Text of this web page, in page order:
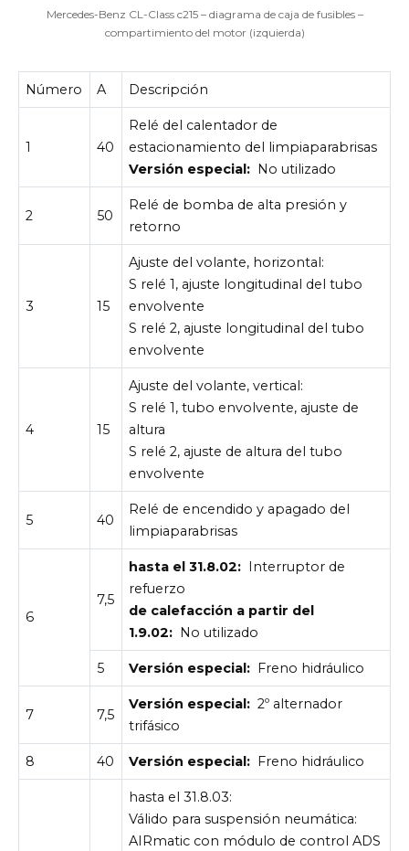
Mercedes-Benz CL-Class c215 – diagrama de caja de fusibles –
compartimiento del motor (izquierda)
Número A Descripción
1 40
Relé del calentador de
estacionamiento del limpiaparabrisas
Versión especial: No utilizado
2 50
Relé de bomba de alta presión y
retorno
3 15
Ajuste del volante, horizontal:
S relé 1, ajuste longitudinal del tubo
envolvente
S relé 2, ajuste longitudinal del tubo
envolvente
4 15
Ajuste del volante, vertical:
S relé 1, tubo envolvente, ajuste de
altura
S relé 2, ajuste de altura del tubo
envolvente
5 40
Relé de encendido y apagado del
limpiaparabrisas
6
7,5
hasta el 31.8.02: Interruptor de
refuerzo
de calefacción a partir del
1.9.02: No utilizado
5 Versión especial: Freno hidráulico
7 7,5
Versión especial: 2º alternador
trifásico
8 40 Versión especial: Freno hidráulico
hasta el 31.8.03:
Válido para suspensión neumática:
AIRmatic con módulo de control ADS